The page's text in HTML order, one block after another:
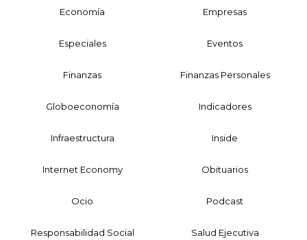
Economía Empresas
Especiales Eventos
Finanzas Finanzas Personales
Globoeconomía Indicadores
Infraestructura Inside
Internet Economy Obituarios
Ocio Podcast
Responsabilidad Social Salud Ejecutiva